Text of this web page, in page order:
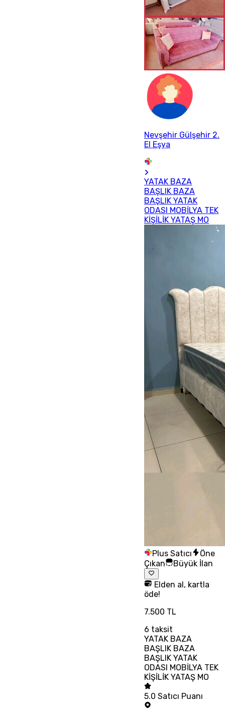
Nevşehir Gülşehir 2.
El Eşya
YATAK BAZA
BAŞLIK BAZA
BAŞLIK YATAK
ODASI MOBİLYA TEK
KİŞİLİK YATAŞ MO
Plus Satıcı
Öne
Çıkan
Büyük İlan
Elden al, kartla
öde!
7.500 TL
6 taksit
YATAK BAZA
BAŞLIK BAZA
BAŞLIK YATAK
ODASI MOBİLYA TEK
KİŞİLİK YATAŞ MO
5.0 Satıcı Puanı